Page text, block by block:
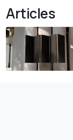
Articles